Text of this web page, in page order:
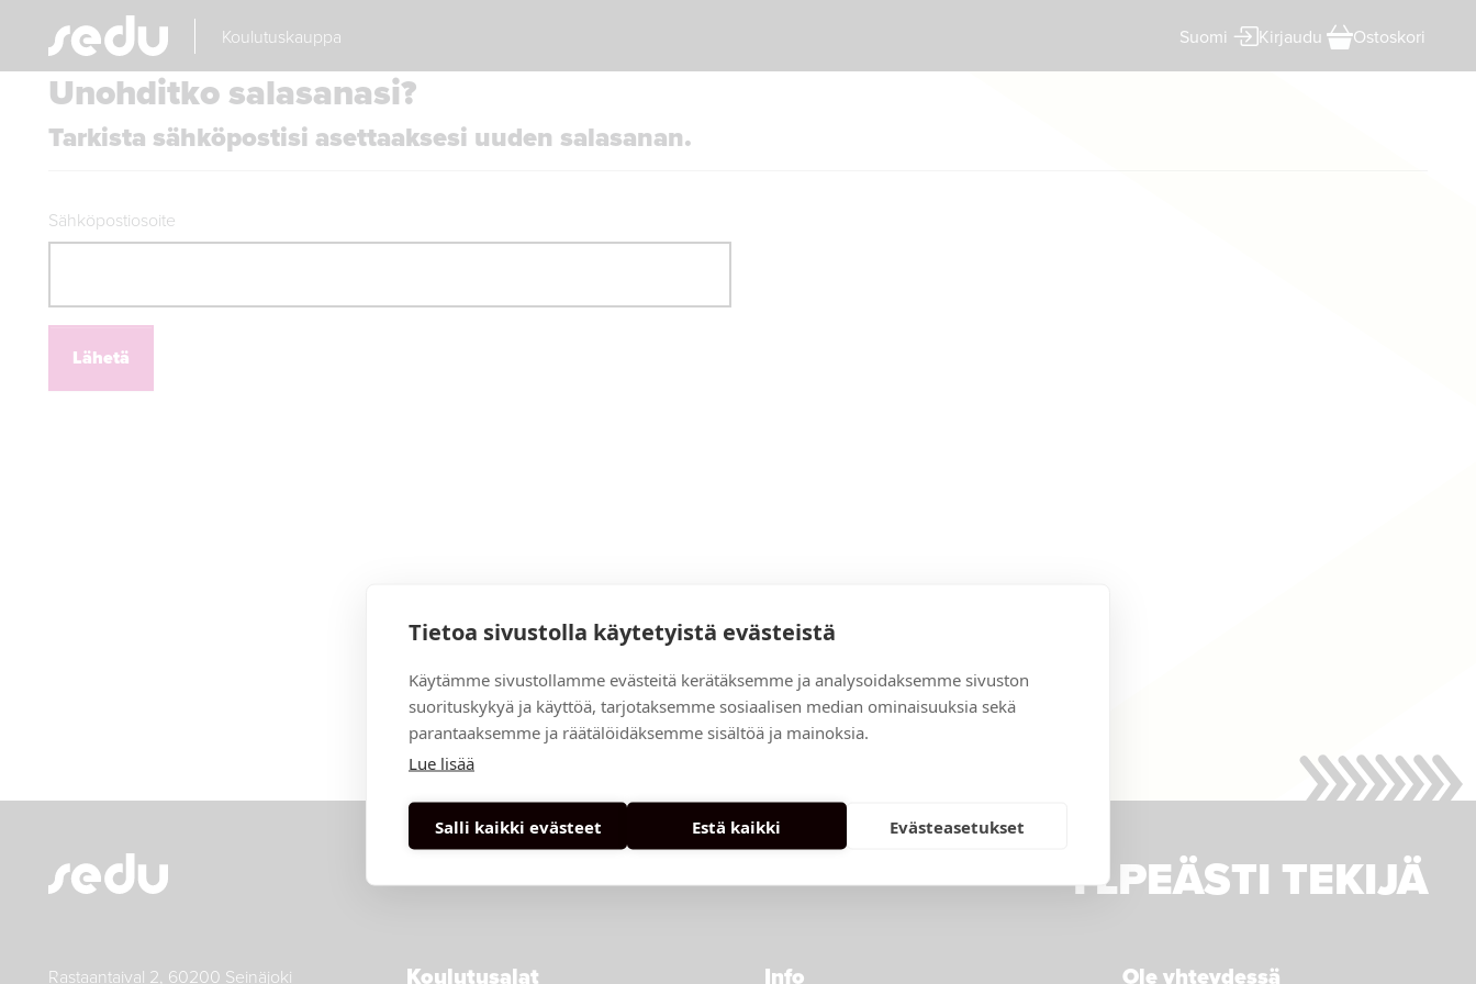
Koulutuskauppa Suomi Kirjaudu Ostoskori
Unohditko salasanasi?
Tarkista sähköpostisi asettaaksesi uuden salasanan.
Sähköpostiosoite
Lähetä
Facebook
Instagram
Youtube
LinkedIn
X
YLPEÄSTI TEKIJÄ
Rastaantaival 2, 60200 Seinäjoki Koulutusalat Info Ole yhteydessä
Tietoa sivustolla käytetyistä evästeistä
Käytämme sivustollamme evästeitä kerätäksemme ja analysoidaksemme sivuston
suorituskykyä ja käyttöä, tarjotaksemme sosiaalisen median ominaisuuksia sekä
parantaaksemme ja räätälöidäksemme sisältöä ja mainoksia.
Lue lisää
Salli kaikki evästeet Estä kaikki Evästeasetukset